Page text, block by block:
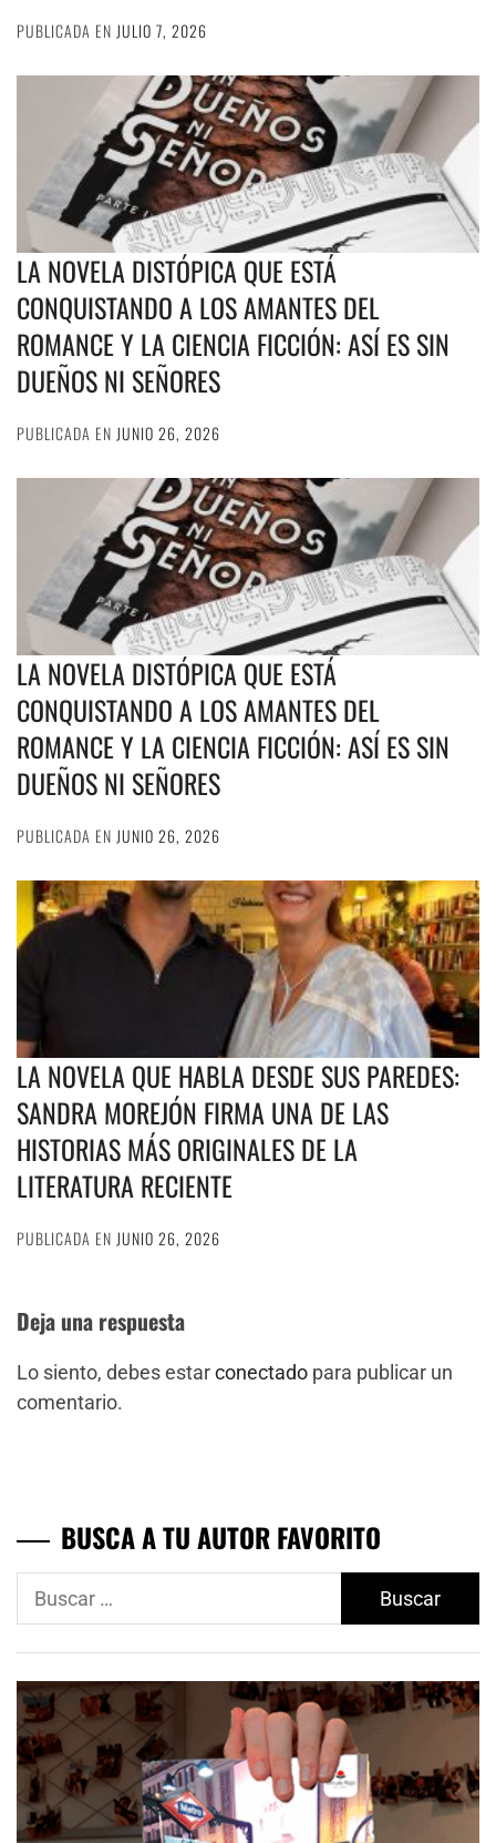
PUBLICADA EN JULIO 7, 2026
LA NOVELA DISTÓPICA QUE ESTÁ
CONQUISTANDO A LOS AMANTES DEL
ROMANCE Y LA CIENCIA FICCIÓN: ASÍ ES SIN
DUEÑOS NI SEÑORES
PUBLICADA EN JUNIO 26, 2026
LA NOVELA DISTÓPICA QUE ESTÁ
CONQUISTANDO A LOS AMANTES DEL
ROMANCE Y LA CIENCIA FICCIÓN: ASÍ ES SIN
DUEÑOS NI SEÑORES
PUBLICADA EN JUNIO 26, 2026
LA NOVELA QUE HABLA DESDE SUS PAREDES:
SANDRA MOREJÓN FIRMA UNA DE LAS
HISTORIAS MÁS ORIGINALES DE LA
LITERATURA RECIENTE
PUBLICADA EN JUNIO 26, 2026
Deja una respuesta
Lo siento, debes estarconectado para publicar un
comentario.
BUSCA A TU AUTOR FAVORITO
Buscar: